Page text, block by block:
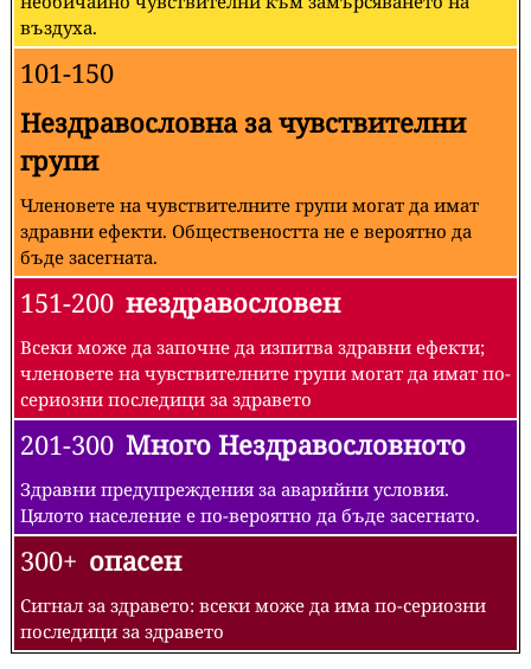
въздуха.
101-150
Нездравословна за чувствителни
групи
Членовете на чувствителните групи могат да имат
здравни ефекти. Обществеността не е вероятно да
бъде засегната.
151-200 нездравословен
Всеки може да започне да изпитва здравни ефекти;
членовете на чувствителните групи могат да имат по-
сериозни последици за здравето
201-300 Много Нездравословното
Здравни предупреждения за аварийни условия.
Цялото население е по-вероятно да бъде засегнато.
300+ опасен
Сигнал за здравето: всеки може да има по-сериозни
последици за здравето